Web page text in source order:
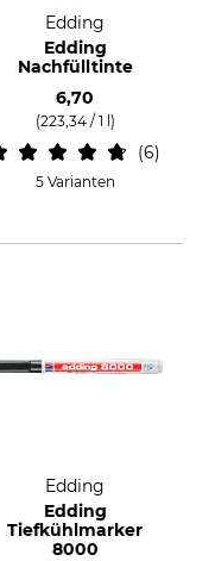
Edding
Edding
Nachfülltinte
6,70
(223,34 / 1 l)
6
5 Varianten
Edding
Edding
Tiefkühlmarker
8000